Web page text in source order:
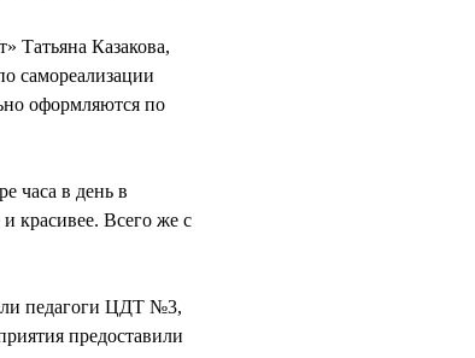
Татьяна Казакова,
самореализации
оформляются по
часа в день в
красивее. Всего же с
педагоги ЦДТ №3,
предоставили